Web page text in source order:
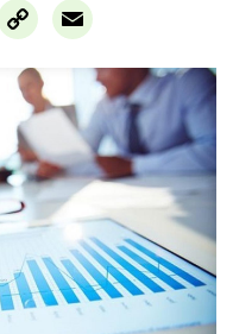
Copy
Link
Email